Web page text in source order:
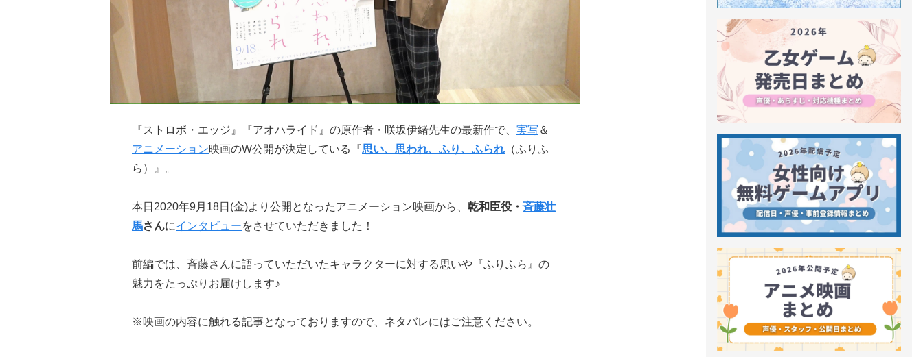
『ストロボ・エッジ』『アオハライド』の原作者・咲坂伊緒先生の最新作で、 実写 ＆
アニメーション映画のW公開が決定している『思い、思われ、ふり、ふられ （ふりふ
ら）』。
本日2020年9月18日(金)より公開となったアニメーション映画から、 乾和臣役・斉藤壮
馬さんにインタビューをさせていただきました！
前編では、斉藤さんに語っていただいたキャラクターに対する思いや『ふりふら』の
魅力をたっぷりお届けします♪
※映画の内容に触れる記事となっておりますので、ネタバレにはご注意ください。